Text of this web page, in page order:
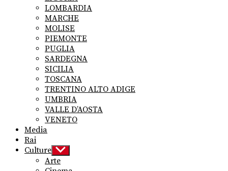
LOMBARDIA
MARCHE
MOLISE
PIEMONTE
PUGLIA
SARDEGNA
SICILIA
TOSCANA
TRENTINO ALTO ADIGE
UMBRIA
VALLE D’AOSTA
VENETO
Media
Rai
Culture Show
sub
menu
Arte